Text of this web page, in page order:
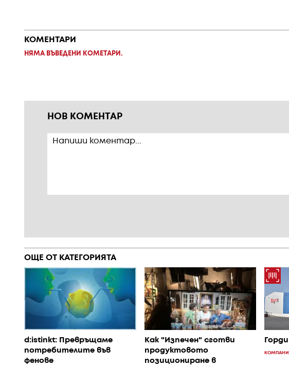
КОМЕНТАРИ
НЯМА ВЪВЕДЕНИ КОМЕТАРИ.
НОВ КОМЕНТАР
ОЩЕ ОТ КАТЕГОРИЯТА
d:istinkt: Превръщаме
потребителите във
фенове
Как "Изпечен" сготви
продуктовото
позициониране в